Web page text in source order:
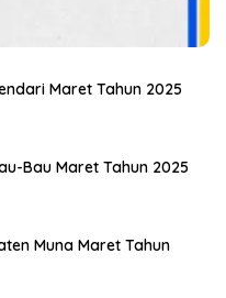
Maret Tahun 2025
Bau Maret Tahun 2025
Muna Maret Tahun